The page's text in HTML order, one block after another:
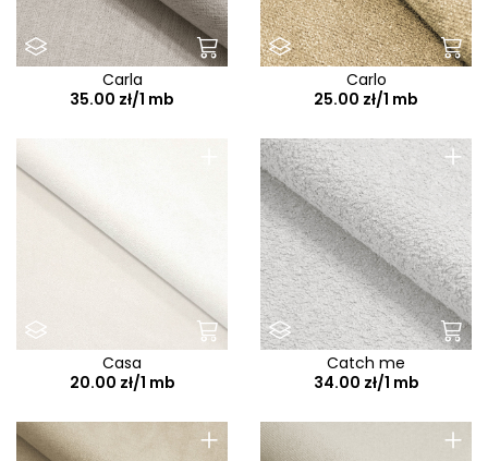
Carla
35.00 zł/1 mb
Carlo
25.00 zł/1 mb
Casa
20.00 zł/1 mb
+
Catch me
34.00 zł/1 mb
+ +